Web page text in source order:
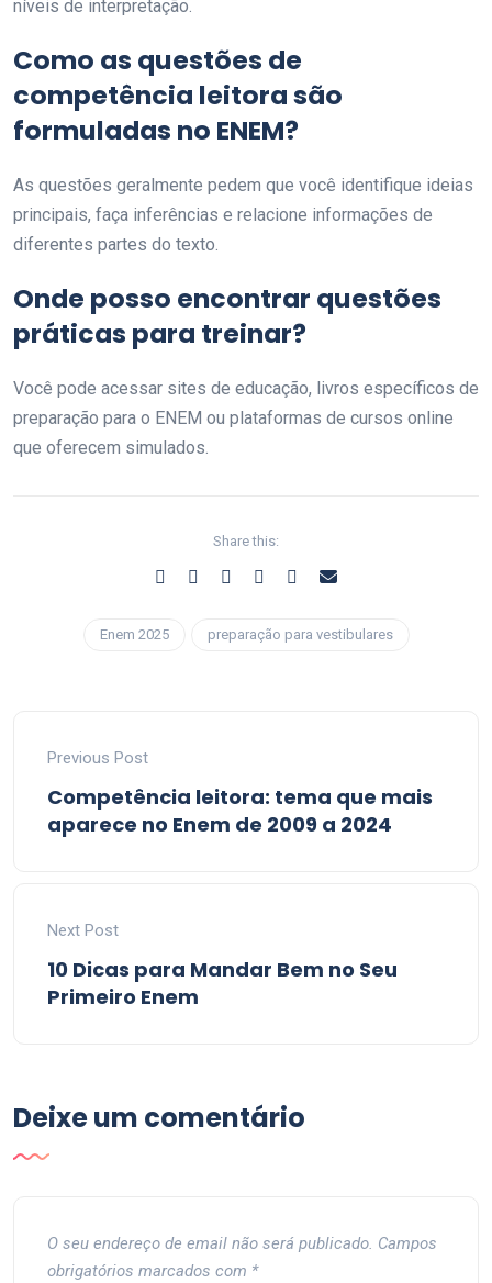
níveis de interpretação.
Como as questões de
competência leitora são
formuladas no ENEM?
As questões geralmente pedem que você identifique ideias
principais, faça inferências e relacione informações de
diferentes partes do texto.
Onde posso encontrar questões
práticas para treinar?
Você pode acessar sites de educação, livros específicos de
preparação para o ENEM ou plataformas de cursos online
que oferecem simulados.
Share this:
Enem 2025 preparação para vestibulares
Previous Post
Competência leitora: tema que mais
aparece no Enem de 2009 a 2024
Next Post
10 Dicas para Mandar Bem no Seu
Primeiro Enem
Deixe um comentário
O seu endereço de email não será publicado. Campos
obrigatórios marcados com *